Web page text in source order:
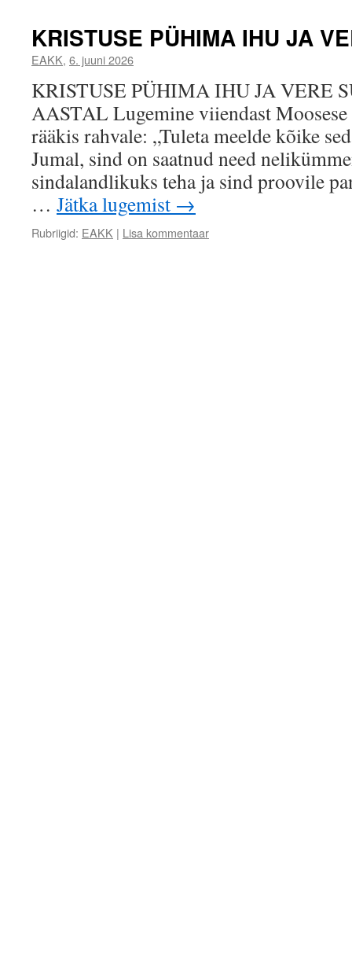
KRISTUSE PÜHIMA IHU JA
EAKK, 6. juuni 2026
KRISTUSE PÜHIMA IHU JA VERE
AASTAL Lugemine viiendast Moosese
rääkis rahvale: „Tuleta meelde kõike
Jumal, sind on saatnud need
sindalandlikuks teha ja sind proovile
… Jätka lugemist →
Rubriigid: EAKK | Lisa kommentaar